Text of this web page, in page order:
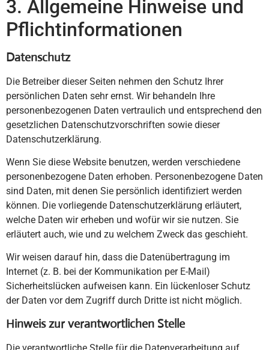
3. Allgemeine Hinweise und
Pflicht­informationen
Datenschutz
Die Betreiber dieser Seiten nehmen den Schutz Ihrer
persönlichen Daten sehr ernst. Wir behandeln Ihre
personenbezogenen Daten vertraulich und entsprechend den
gesetzlichen Datenschutzvorschriften sowie dieser
Datenschutzerklärung.
Wenn Sie diese Website benutzen, werden verschiedene
personenbezogene Daten erhoben. Personenbezogene Daten
sind Daten, mit denen Sie persönlich identifiziert werden
können. Die vorliegende Datenschutzerklärung erläutert,
welche Daten wir erheben und wofür wir sie nutzen. Sie
erläutert auch, wie und zu welchem Zweck das geschieht.
Wir weisen darauf hin, dass die Datenübertragung im
Internet (z. B. bei der Kommunikation per E-Mail)
Sicherheitslücken aufweisen kann. Ein lückenloser Schutz
der Daten vor dem Zugriff durch Dritte ist nicht möglich.
Hinweis zur verantwortlichen Stelle
Die verantwortliche Stelle für die Datenverarbeitung auf